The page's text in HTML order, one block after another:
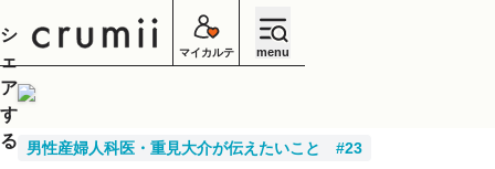
マイカルテ menu
男性産婦人科医・重見大介が伝えたいこと #23
シ
ェ
ア
す
る